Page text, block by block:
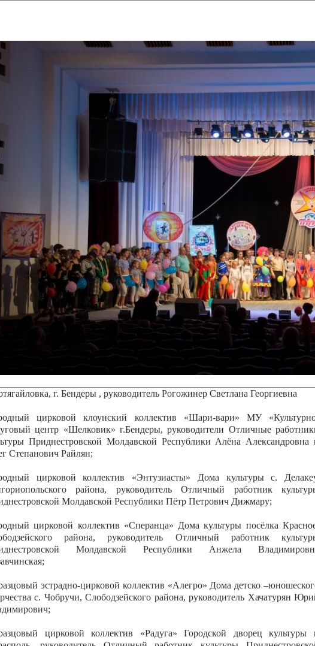
Государственный
Дворец
Приветствие Новости Афиша Арт-
ОТЧЕТЫ ГКЦ "ДВОРЕЦ
Республиканского фестиваля
коллективов "Созвездие
цирка"
г. Бендеры , руководитель Рогожинер Светлана Георгиевна
цирковой клоунский коллектив «Шари-вари» МУ
центр «Шелковик» г.Бендеры, руководители Отличные
Приднестровской Молдавской Республики Алёна Александровна
Степанович Райлян;
цирковой коллектив «Энтузиасты» Дома культуры с.
района, руководитель Отличный работник
Молдавской Республики Пётр Петрович Дижмару;
цирковой коллектив «Сперанца» Дома культуры посёлка
района, руководитель Отличный работник
Молдавской Республики Анжела
эстрадно-цирковой коллектив «Алегро» Дома детско
с. Чобручи, Слободзейского района, руководитель Хачатурян
цирковой коллектив «Радуга» Городской дворец культуры